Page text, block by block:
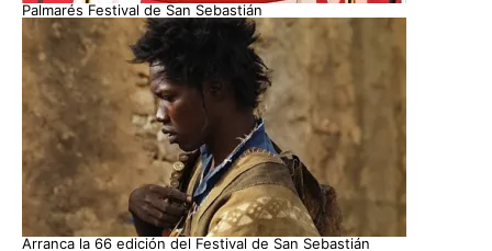
Palmarés Festival de San Sebastián
Arranca la 66 edición del Festival de San Sebastián